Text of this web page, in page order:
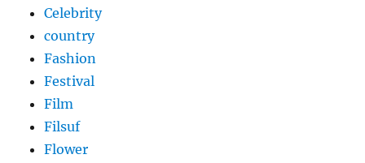
Celebrity
country
Fashion
Festival
Film
Filsuf
Flower